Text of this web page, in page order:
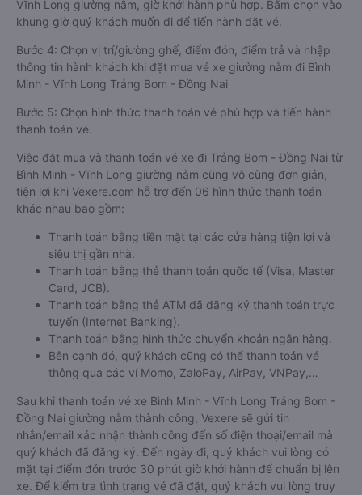
Vĩnh Long giường nằm, giờ khởi hành phù hợp. Bấm chọn vào
khung giờ quý khách muốn đi để tiến hành đặt vé.
Bước 4: Chọn vị trí/giường ghế, điểm đón, điểm trả và nhập
thông tin hành khách khi đặt mua vé xe giường nằm đi Bình
Minh - Vĩnh Long Trảng Bom - Đồng Nai
Bước 5: Chọn hình thức thanh toán vé phù hợp và tiến hành
thanh toán vé.
Việc đặt mua và thanh toán vé xe đi Trảng Bom - Đồng Nai từ
Bình Minh - Vĩnh Long giường nằm cũng vô cùng đơn giản,
tiện lợi khi Vexere.com hỗ trợ đến 06 hình thức thanh toán
khác nhau bao gồm:
Thanh toán bằng tiền mặt tại các cửa hàng tiện lợi và
siêu thị gần nhà.
Thanh toán bằng thẻ thanh toán quốc tế (Visa, Master
Card, JCB).
Thanh toán bằng thẻ ATM đã đăng ký thanh toán trực
tuyến (Internet Banking).
Thanh toán bằng hình thức chuyển khoản ngân hàng.
Bên cạnh đó, quý khách cũng có thể thanh toán vé
thông qua các ví Momo, ZaloPay, AirPay, VNPay,…
Sau khi thanh toán vé xe Bình Minh - Vĩnh Long Trảng Bom -
Đồng Nai giường nằm thành công, Vexere sẽ gửi tin
nhắn/email xác nhận thành công đến số điện thoại/email mà
quý khách đã đăng ký. Đến ngày đi, quý khách vui lòng có
mặt tại điểm đón trước 30 phút giờ khởi hành để chuẩn bị lên
xe. Để kiểm tra tình trạng vé đã đặt, quý khách vui lòng truy